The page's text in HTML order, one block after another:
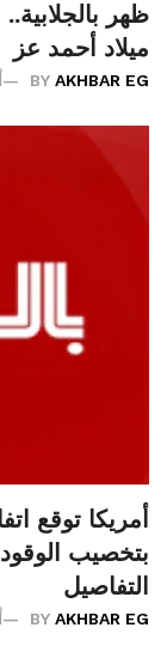
ظهر
ميلاد أحمد عز
BY AKHBAR EG
أمريكا توقع
التفاصيل
BY AKHBAR EG